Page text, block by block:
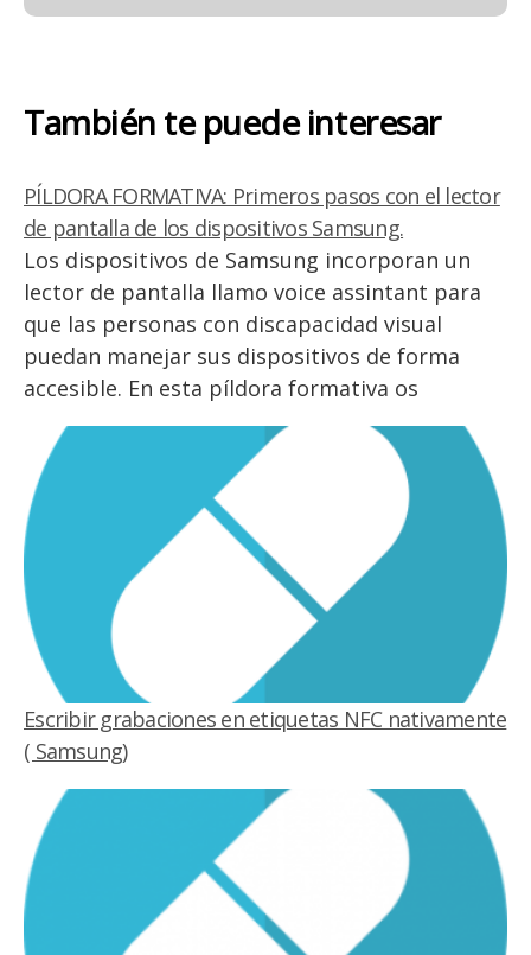
También te puede interesar
PÍLDORA FORMATIVA: Primeros pasos con el lector
de pantalla de los dispositivos Samsung.
Los dispositivos de Samsung incorporan un
lector de pantalla llamo voice assintant para
que las personas con discapacidad visual
puedan manejar sus dispositivos de forma
accesible. En esta píldora formativa os
enseñaremos los primeros pasos con el Voice
Assistant. ¿Qué es? "Voice Assistant" es una
función que ofrece mensajes de…
Escribir grabaciones en etiquetas NFC nativamente
( Samsung)